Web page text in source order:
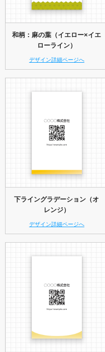
和柄：麻の葉（イエロー×イエ
ローライン）
デザイン詳細ページへ
下ライングラデーション（オ
レンジ）
デザイン詳細ページへ